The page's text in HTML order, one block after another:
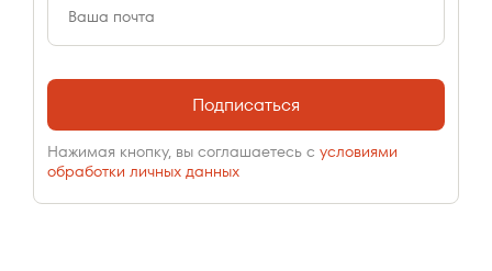
Подписаться
Нажимая кнопку, вы соглашаетесь с условиями
обработки личных данных